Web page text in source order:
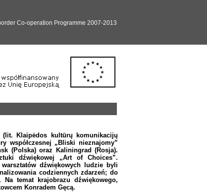
Co-operation Programme 2007-2013
Klaipėdos kultūrų komunikacijų
współczesnej „Bliski nieznajomy”
(Polska) oraz Kaliningrad (Rosja).
dźwiękowej „Art of Choices”.
dźwiękowych ludzie byli
codziennych zdarzeń; do
temat krajobrazu dźwiękowego,
Konradem Gęcą.